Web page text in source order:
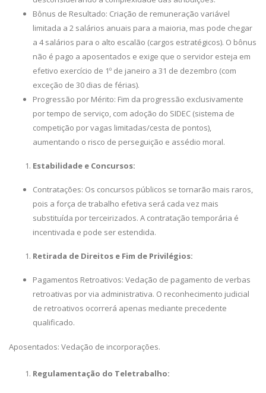
Bônus de Resultado: Criação de remuneração variável
limitada a 2 salários anuais para a maioria, mas pode chegar
a 4 salários para o alto escalão (cargos estratégicos). O bônus
não é pago a aposentados e exige que o servidor esteja em
efetivo exercício de 1º de janeiro a 31 de dezembro (com
exceção de 30 dias de férias).
Progressão por Mérito: Fim da progressão exclusivamente
por tempo de serviço, com adoção do SIDEC (sistema de
competição por vagas limitadas/cesta de pontos),
aumentando o risco de perseguição e assédio moral.
Estabilidade e Concursos:
Contratações: Os concursos públicos se tornarão mais raros,
pois a força de trabalho efetiva será cada vez mais
substituída por terceirizados. A contratação temporária é
incentivada e pode ser estendida.
Retirada de Direitos e Fim de Privilégios:
Pagamentos Retroativos: Vedação de pagamento de verbas
retroativas por via administrativa. O reconhecimento judicial
de retroativos ocorrerá apenas mediante precedente
qualificado.
Aposentados: Vedação de incorporações.
Regulamentação do Teletrabalho: